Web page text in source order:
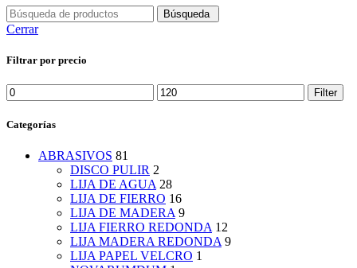
Búsqueda
Cerrar
Filtrar por precio
Min
price
Max
price
Filter
Categorías
ABRASIVOS 81
DISCO PULIR 2
LIJA DE AGUA 28
LIJA DE FIERRO 16
LIJA DE MADERA 9
LIJA FIERRO REDONDA 12
LIJA MADERA REDONDA 9
LIJA PAPEL VELCRO 1